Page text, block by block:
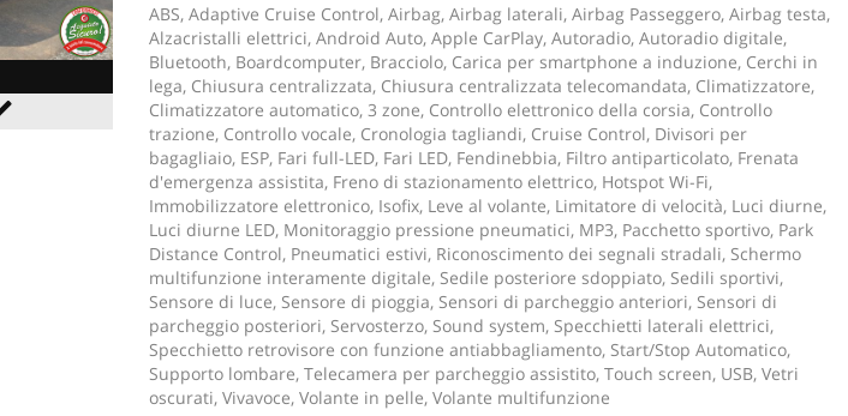
ABS, Adaptive Cruise Control, Airbag, Airbag laterali, Airbag Passeggero, Airbag testa,
Alzacristalli elettrici, Android Auto, Apple CarPlay, Autoradio, Autoradio digitale,
Bluetooth, Boardcomputer, Bracciolo, Carica per smartphone a induzione, Cerchi in
lega, Chiusura centralizzata, Chiusura centralizzata telecomandata, Climatizzatore,
Climatizzatore automatico, 3 zone, Controllo elettronico della corsia, Controllo
trazione, Controllo vocale, Cronologia tagliandi, Cruise Control, Divisori per
bagagliaio, ESP, Fari full-LED, Fari LED, Fendinebbia, Filtro antiparticolato, Frenata
d'emergenza assistita, Freno di stazionamento elettrico, Hotspot Wi-Fi,
Immobilizzatore elettronico, Isofix, Leve al volante, Limitatore di velocità, Luci diurne,
Luci diurne LED, Monitoraggio pressione pneumatici, MP3, Pacchetto sportivo, Park
Distance Control, Pneumatici estivi, Riconoscimento dei segnali stradali, Schermo
multifunzione interamente digitale, Sedile posteriore sdoppiato, Sedili sportivi,
Sensore di luce, Sensore di pioggia, Sensori di parcheggio anteriori, Sensori di
parcheggio posteriori, Servosterzo, Sound system, Specchietti laterali elettrici,
Specchietto retrovisore con funzione antiabbagliamento, Start/Stop Automatico,
Supporto lombare, Telecamera per parcheggio assistito, Touch screen, USB, Vetri
oscurati, Vivavoce, Volante in pelle, Volante multifunzione